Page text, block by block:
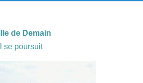
de Demain
se poursuit